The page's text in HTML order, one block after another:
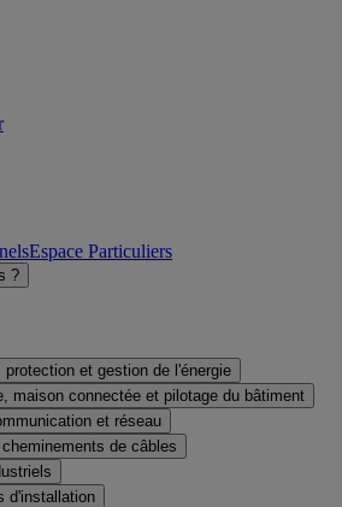
Espace Particuliers
?
protection et gestion de l'énergie
maison connectée et pilotage du bâtiment
et réseau
de câbles
d'installation